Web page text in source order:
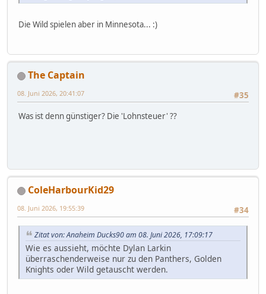
Die Wild spielen aber in Minnesota... :)
The Captain
#35
08. Juni 2026, 20:41:07
Was ist denn günstiger? Die 'Lohnsteuer' ??
ColeHarbourKid29
#34
08. Juni 2026, 19:55:39
Zitat von: Anaheim Ducks90 am 08. Juni 2026, 17:09:17
Wie es aussieht, möchte Dylan Larkin
überraschenderweise nur zu den Panthers, Golden
Knights oder Wild getauscht werden.